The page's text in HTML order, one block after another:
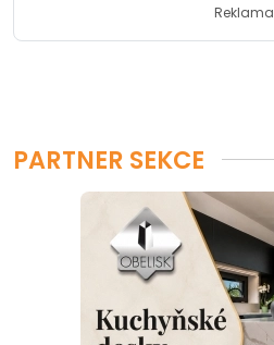
Reklama
PARTNER SEKCE